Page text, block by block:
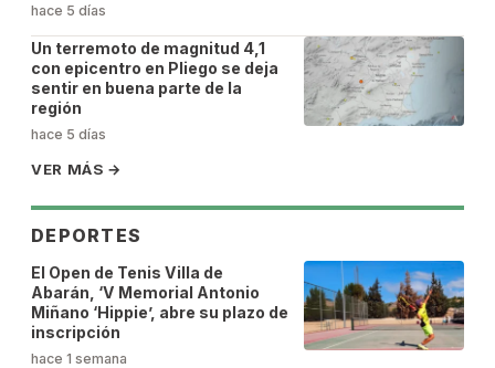
hace 5 días
Un terremoto de magnitud 4,1
con epicentro en Pliego se deja
sentir en buena parte de la
región
hace 5 días
VER MÁS →
DEPORTES
El Open de Tenis Villa de
Abarán, ‘V Memorial Antonio
Miñano ‘Hippie’, abre su plazo de
inscripción
hace 1 semana